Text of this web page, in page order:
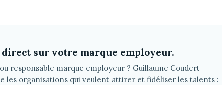
direct sur votre marque employeur.
responsable marque employeur ? Guillaume Coudert
les organisations qui veulent attirer et fidéliser les talents :